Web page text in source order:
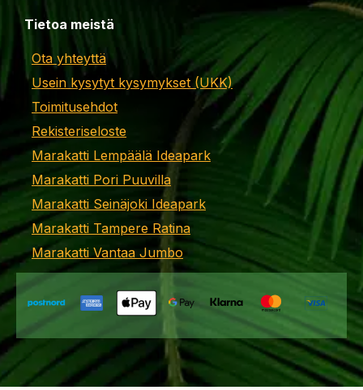
Tietoa meistä
Ota yhteyttä
Usein kysytyt kysymykset (UKK)
Toimitusehdot
Rekisteriseloste
Marakatti Lempäälä Ideapark
Marakatti Pori Puuvilla
Marakatti Seinäjoki Ideapark
Marakatti Tampere Ratina
Marakatti Vantaa Jumbo